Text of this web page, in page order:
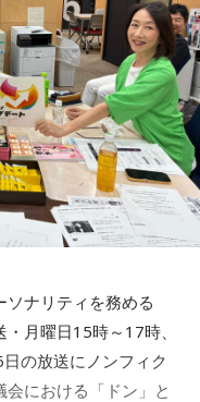
んも意図せずというか
阪でのライブは特別な
ていて、それもうれし
べたし（笑）。あと、
のチーズケーキも食べ
、私の親戚の皆さん
それも食べた！ メンバ
けど、そのお仕事が
だけ（愛猫の）まろ
次の日にライブをし
う大阪ライフでした
ナリティを務める
月曜日15時～17時、
の放送にノンフィク
における「ドン」と